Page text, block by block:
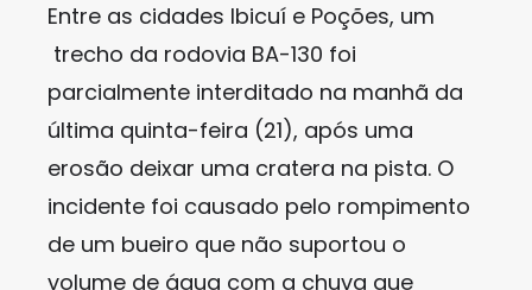
Entre as cidades Ibicuí e Poções, um
trecho da rodovia BA-130 foi
parcialmente interditado na manhã da
última quinta-feira (21), após uma
erosão deixar uma cratera na pista. O
incidente foi causado pelo rompimento
de um bueiro que não suportou o
volume de água com a chuva que